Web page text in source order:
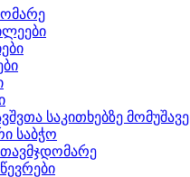
საკითხებზე მომუშავე
საბჭო
თავმჯდომარე